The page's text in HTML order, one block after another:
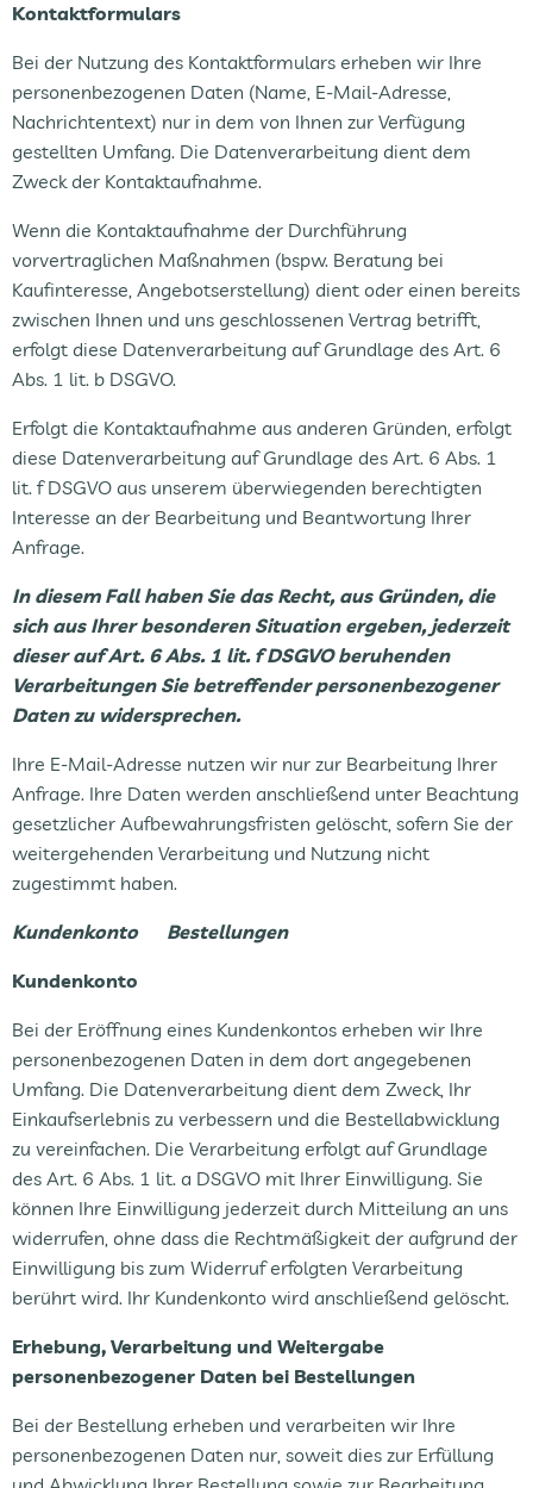
Kontaktformulars
Bei der Nutzung des Kontaktformulars erheben wir Ihre
personenbezogenen Daten (Name, E-Mail-Adresse,
Nachrichtentext) nur in dem von Ihnen zur Verfügung
gestellten Umfang. Die Datenverarbeitung dient dem
Zweck der Kontaktaufnahme.
Wenn die Kontaktaufnahme der Durchführung
vorvertraglichen Maßnahmen (bspw. Beratung bei
Kaufinteresse, Angebotserstellung) dient oder einen bereits
zwischen Ihnen und uns geschlossenen Vertrag betrifft,
erfolgt diese Datenverarbeitung auf Grundlage des Art. 6
Abs. 1 lit. b DSGVO.
Erfolgt die Kontaktaufnahme aus anderen Gründen, erfolgt
diese Datenverarbeitung auf Grundlage des Art. 6 Abs. 1
lit. f DSGVO aus unserem überwiegenden berechtigten
Interesse an der Bearbeitung und Beantwortung Ihrer
Anfrage.
In diesem Fall haben Sie das Recht, aus Gründen, die
sich aus Ihrer besonderen Situation ergeben, jederzeit
dieser auf Art. 6 Abs. 1 lit. f DSGVO beruhenden
Verarbeitungen Sie betreffender personenbezogener
Daten zu widersprechen.
Ihre E-Mail-Adresse nutzen wir nur zur Bearbeitung Ihrer
Anfrage. Ihre Daten werden anschließend unter Beachtung
gesetzlicher Aufbewahrungsfristen gelöscht, sofern Sie der
weitergehenden Verarbeitung und Nutzung nicht
zugestimmt haben.
Kundenkonto Bestellungen
Kundenkonto
Bei der Eröffnung eines Kundenkontos erheben wir Ihre
personenbezogenen Daten in dem dort angegebenen
Umfang. Die Datenverarbeitung dient dem Zweck, Ihr
Einkaufserlebnis zu verbessern und die Bestellabwicklung
zu vereinfachen. Die Verarbeitung erfolgt auf Grundlage
des Art. 6 Abs. 1 lit. a DSGVO mit Ihrer Einwilligung. Sie
können Ihre Einwilligung jederzeit durch Mitteilung an uns
widerrufen, ohne dass die Rechtmäßigkeit der aufgrund der
Einwilligung bis zum Widerruf erfolgten Verarbeitung
berührt wird. Ihr Kundenkonto wird anschließend gelöscht.
Erhebung, Verarbeitung und Weitergabe
personenbezogener Daten bei Bestellungen
Bei der Bestellung erheben und verarbeiten wir Ihre
personenbezogenen Daten nur, soweit dies zur Erfüllung